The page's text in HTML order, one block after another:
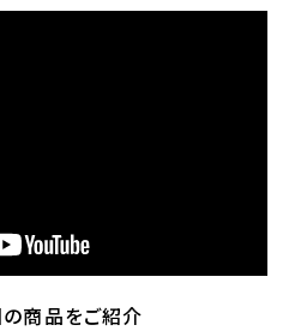
商品をご紹介